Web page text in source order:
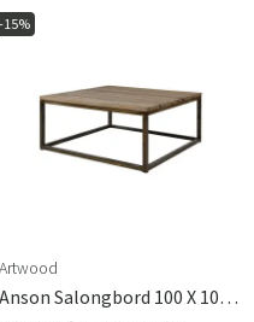
-15%
Artwood
Anson Salongbord 100 X 100 Cm Artwood